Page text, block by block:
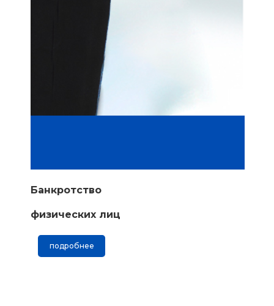
Банкротство
физических лиц
подробнее